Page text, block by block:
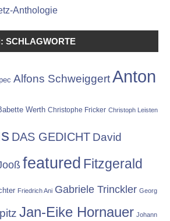
Anthologie
SCHLAGWORTE
Alfons SchweiggertAnton
Werth Christophe Fricker Christoph Leisten
DAS GEDICHT David
featured Fitzgerald
Friedrich Ani Gabriele Trinckler Georg
Jan-Eike Hornauer Johann